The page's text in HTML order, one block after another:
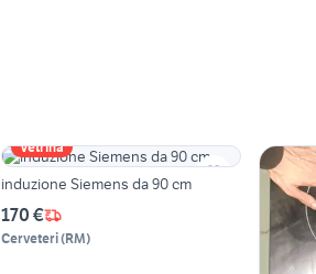
Vetrina
induzione Siemens da 90 cm
170 €
Cerveteri(RM)